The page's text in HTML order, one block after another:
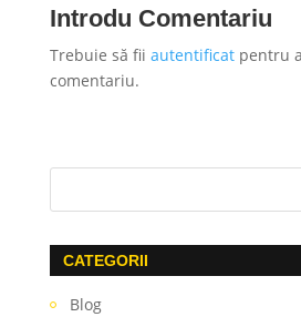
Introdu Comentariu
Trebuie să fii autentificatpentru
comentariu.
CATEGORII
Blog